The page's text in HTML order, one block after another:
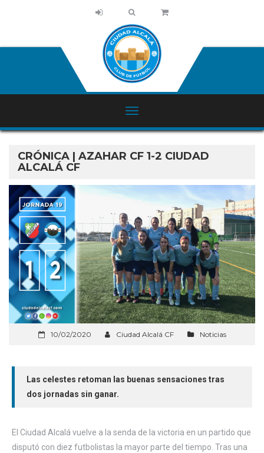
CRÓNICA | AZAHAR CF 1-2 CIUDAD
ALCALÁ CF
10/02/2020 Ciudad Alcalá CF Noticias
Las celestes retoman las buenas sensaciones tras
dos jornadas sin ganar.
El Ciudad Alcalá vuelve a la senda de la victoria en un partido que
disputó con diez futbolistas la mayor parte del tiempo. Tras una